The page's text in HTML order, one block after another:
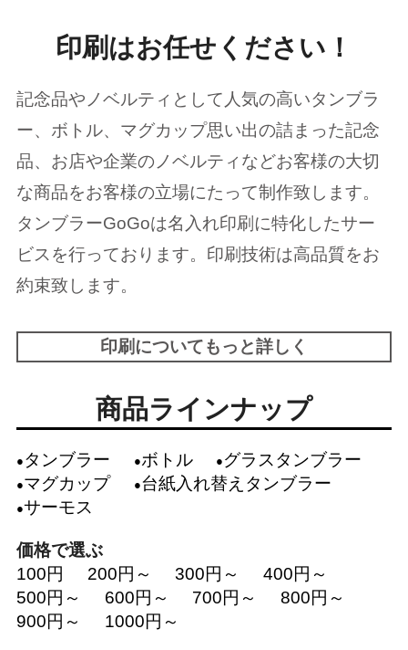
印刷はお任せください！
記念品やノベルティとして人気の高いタンブラ
ー、ボトル、マグカップ思い出の詰まった記念
品、お店や企業のノベルティなどお客様の大切
な商品をお客様の立場にたって制作致します。
タンブラーGoGoは名入れ印刷に特化したサー
ビスを行っております。印刷技術は高品質をお
約束致します。
印刷についてもっと詳しく
商品ラインナップ
タンブラー ボトル
グラスタンブラー
マグカップ
台紙入れ替えタンブラー
サーモス
価格で選ぶ
100円
200円～ 300円～
400円～
500円～
600円～ 700円～
800円～
900円～
1000円～